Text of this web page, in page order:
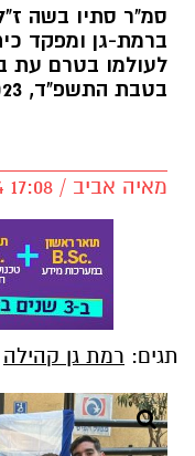
סמ"ר סתיו בשה
בטבת התשפ"ד, 29.12.2023
מאיה אביב / 17:08 13.05.24
רמת גן קהילה